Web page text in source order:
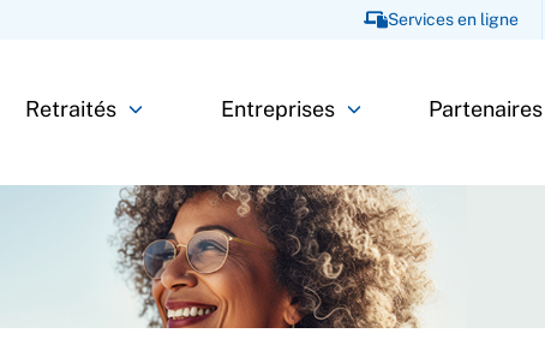
Services en ligne
Retraités Entreprises Partenaires